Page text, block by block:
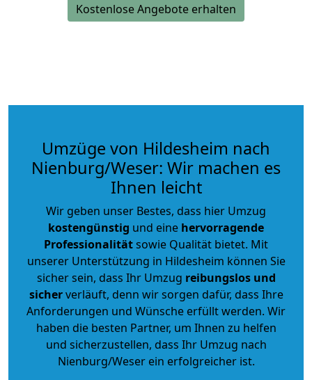
Kostenlose Angebote erhalten
Umzüge von Hildesheim nach
Nienburg/Weser: Wir machen es
Ihnen leicht
Wir geben unser Bestes, dass hier Umzug
kostengünstig und eine hervorragende
Professionalitätsowie Qualität bietet. Mit
unserer Unterstützung in Hildesheim können Sie
sicher sein, dass Ihr Umzug reibungslos und
sicherverläuft, denn wir sorgen dafür, dass Ihre
Anforderungen und Wünsche erfüllt werden. Wir
haben die besten Partner, um Ihnen zu helfen
und sicherzustellen, dass Ihr Umzug nach
Nienburg/Weser ein erfolgreicher ist.